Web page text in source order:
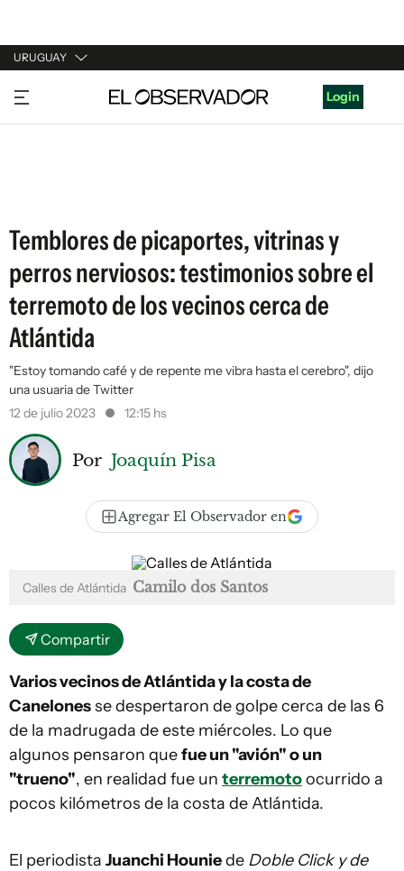
URUGUAY
URUGUAY
ARGENTINA
Login
Temblores de picaportes, vitrinas y
perros nerviosos: testimonios sobre el
terremoto de los vecinos cerca de
Atlántida
"Estoy tomando café y de repente me vibra hasta el cerebro", dijo
una usuaria de Twitter
12 de julio 2023
12:15 hs
Por Joaquín Pisa
Agregar El Observador en
Calles de Atlántida Camilo dos Santos
Compartir
Varios vecinos de Atlántida y la costa de
Canelonesse despertaron de golpe cerca de las 6
de la madrugada de este miércoles. Lo que
algunos pensaron quefue un "avión" o un
"trueno", en realidad fue un terremotoocurrido a
pocos kilómetros de la costa de Atlántida.
El periodista Juanchi Houniede Doble Click y de